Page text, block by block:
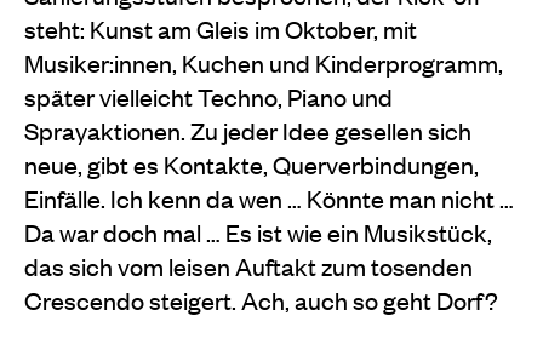
steht: Kunst am Gleis im Oktober, mit
Musiker:innen, Kuchen und Kinderprogramm,
später vielleicht Techno, Piano und
Sprayaktionen. Zu jeder Idee gesellen sich
neue, gibt es Kontakte, Querverbindungen,
Einfälle. Ich kenn da wen … Könnte man nicht …
Da war doch mal … Es ist wie ein Musikstück,
das sich vom leisen Auftakt zum tosenden
Crescendo steigert. Ach, auch so geht Dorf?